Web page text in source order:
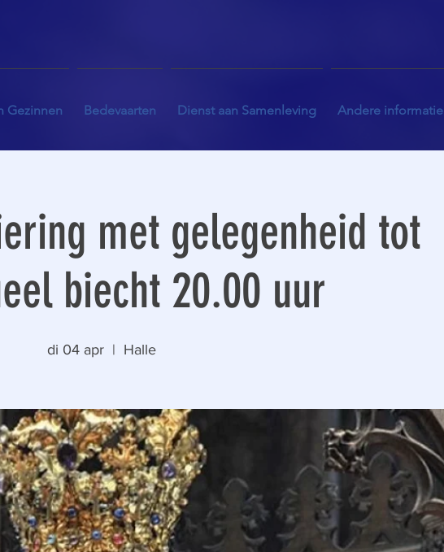
Gezinnen Bedevaarten Dienst aan Samenleving Andere informatie
met gelegenheid tot
biecht 20.00 uur
di 04 apr
  |
Halle